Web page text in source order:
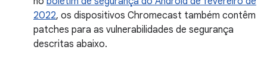
2022, os dispositivos Chromecast também contêm
patches para as vulnerabilidades de segurança
descritas abaixo.